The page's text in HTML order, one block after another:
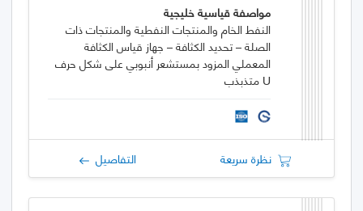
مواصفة قياسية خليجية
النفط الخام والمنتجات النفطية والمنتجات ذات
الصلة – تحديد الكثافة – جهاز قياس الكثافة
المعملي المزود بمستشعر أنبوبي على شكل حرف
U متذبذب
نظرة سريعة التفاصيل